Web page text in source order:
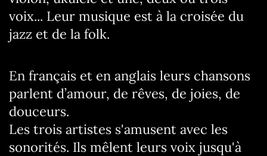
voix... Leur musique est à la croisée du
jazz et de la folk.
En français et en anglais leurs chansons
parlent d’amour, de rêves, de joies, de
douceurs.
Les trois artistes s'amusent avec les
sonorités. Ils mêlent leurs voix jusqu'à